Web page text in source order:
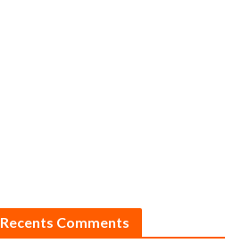
Recents Comments